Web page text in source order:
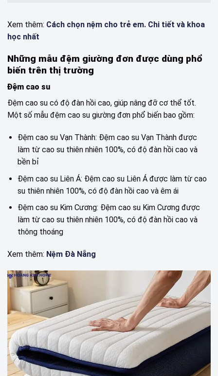
Xem thêm: Cách chọn nệm cho trẻ em. Chi tiết và khoa
học nhất
Những mẫu đệm giường đơn được dùng phổ
biến trên thị trường
Đệm cao su
Đệm cao su có độ đàn hồi cao, giúp nâng đỡ cơ thể tốt.
Một số mẫu đệm cao su giường đơn phổ biến bao gồm:
Đệm cao su Vạn Thành: Đệm cao su Vạn Thành được
làm từ cao su thiên nhiên 100%, có độ đàn hồi cao và
bền bỉ
Đệm cao su Liên Á: Đệm cao su Liên Á được làm từ cao
su thiên nhiên 100%, có độ đàn hồi cao và êm ái
Đệm cao su Kim Cương: Đệm cao su Kim Cương được
làm từ cao su thiên nhiên 100%, có độ đàn hồi cao và
thông thoáng
Xem thêm: Nệm Đà Nẵng